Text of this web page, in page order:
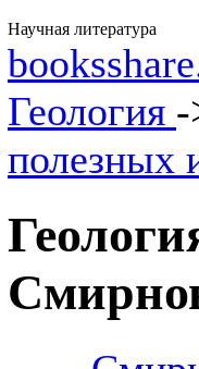
Научная литература
Геология
полезных